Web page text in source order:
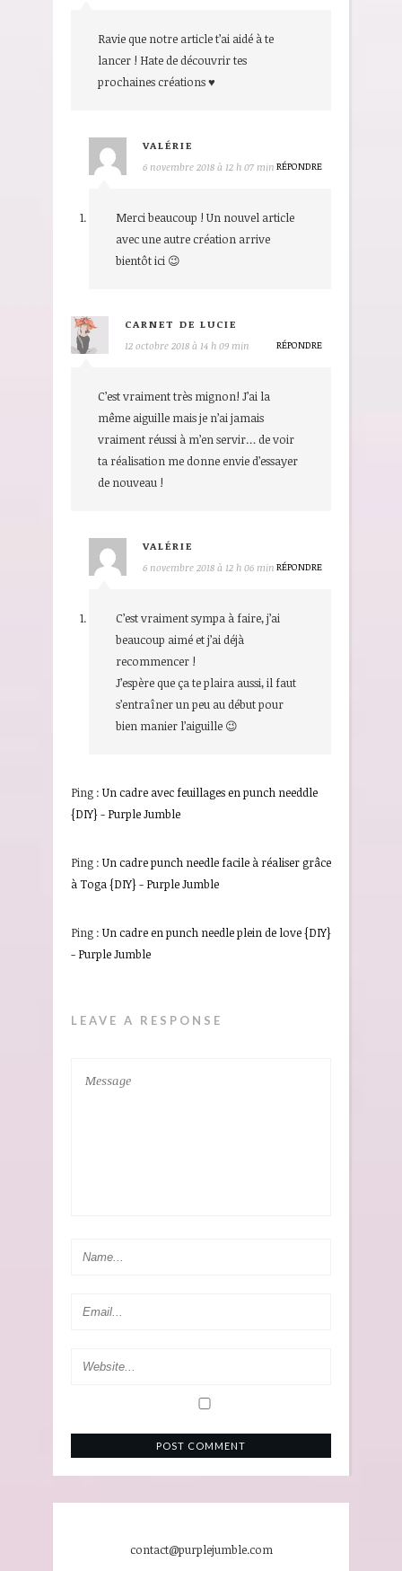
Ravie que notre article t’ai aidé à te
lancer ! Hate de découvrir tes
prochaines créations ♥
VALÉRIE
6 novembre 2018 à 12 h 07 min
Merci beaucoup ! Un nouvel article
avec une autre création arrive
bientôt ici 😉
RÉPONDRE
CARNET DE LUCIE
12 octobre 2018 à 14 h 09 min
C’est vraiment très mignon! J’ai la
même aiguille mais je n’ai jamais
vraiment réussi à m’en servir… de voir
ta réalisation me donne envie d’essayer
de nouveau !
RÉPONDRE
VALÉRIE
6 novembre 2018 à 12 h 06 min
C’est vraiment sympa à faire, j’ai
beaucoup aimé et j’ai déjà
recommencer !
J’espère que ça te plaira aussi, il faut
s’entraîner un peu au début pour
bien manier l’aiguille 😉
RÉPONDRE
Ping : Un cadre avec feuillages en punch needdle
{DIY} - Purple Jumble
Ping : Un cadre punch needle facile à réaliser grâce
à Toga {DIY} - Purple Jumble
Ping : Un cadre en punch needle plein de love {DIY}
- Purple Jumble
LEAVE A RESPONSE
contact@purplejumble.com